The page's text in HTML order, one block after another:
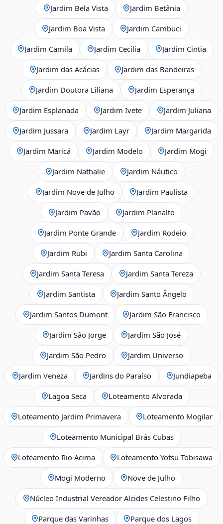
Jardim Bela Vista Jardim Betânia
Jardim Boa Vista Jardim Cambuci
Jardim Camila Jardim Cecília Jardim Cintia
Jardim das Acácias Jardim das Bandeiras
Jardim Doutora Liliana Jardim Esperança
Jardim Esplanada Jardim Ivete Jardim Juliana
Jardim Jussara Jardim Layr Jardim Margarida
Jardim Maricá Jardim Modelo Jardim Mogi
Jardim Nathalie Jardim Náutico
Jardim Nove de Julho Jardim Paulista
Jardim Pavão Jardim Planalto
Jardim Ponte Grande Jardim Rodeio
Jardim Rubi Jardim Santa Carolina
Jardim Santa Teresa Jardim Santa Tereza
Jardim Santista Jardim Santo Ângelo
Jardim Santos Dumont Jardim São Francisco
Jardim São Jorge Jardim São José
Jardim São Pedro Jardim Universo
Jardim Veneza Jardins do Paraíso Jundiapeba
Lagoa Seca Loteamento Alvorada
Loteamento Jardim Primavera Loteamento Mogilar
Loteamento Municipal Brás Cubas
Loteamento Rio Acima Loteamento Yotsu Tobisawa
Mogi Moderno Nove de Julho
Núcleo Industrial Vereador Alcides Celestino Filho
Parque das Varinhas Parque dos Lagos